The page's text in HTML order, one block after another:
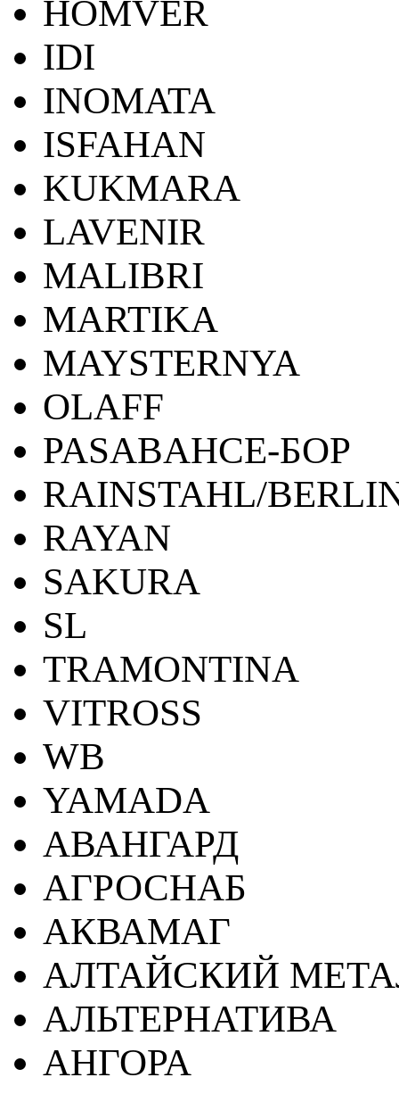
HOMVER
IDI
INOMATA
ISFAHAN
KUKMARA
LAVENIR
MALIBRI
MARTIKA
MAYSTERNYA
OLAFF
PASABAHCE-БОР
RAINSTAHL/
RAYAN
SAKURA
SL
TRAMONTINA
VITROSS
WB
YAMADA
АВАНГАРД
АГРОСНАБ
АКВАМАГ
АЛТАЙСКИЙ
АЛЬТЕРНАТИВА
АНГОРА